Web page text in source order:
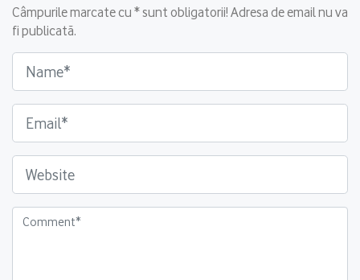
Câmpurile marcate cu * sunt obligatorii! Adresa de email nu va
fi publicată.